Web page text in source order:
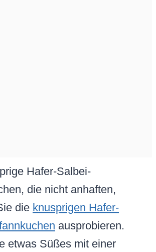
Hafer-Salbei-
die nicht anhaften,
die knusprigen Hafer-
ausprobieren.
etwas Süßes mit einer